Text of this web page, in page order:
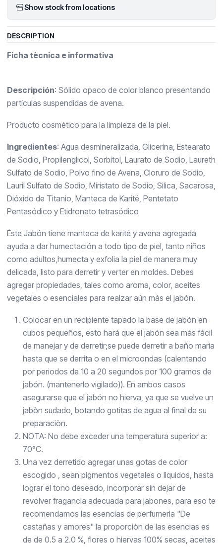
Show stock from locations
DESCRIPTION
Ficha tècnica e informativa
Descripción: Sólido opaco de color blanco presentando
partículas suspendidas de avena.
Producto cosmético para la limpieza de la piel.
Ingredientes: Agua desmineralizada, Glicerina, Estearato
de Sodio, Propilenglicol, Sorbitol, Laurato de Sodio, Laureth
Sulfato de Sodio, Polvo fino de Avena, Cloruro de Sodio,
Lauril Sulfato de Sodio, Miristato de Sodio, Silica, Sacarosa,
Dióxido de Titanio, Manteca de Karité, Pentetato
Pentasódico y Etidronato tetrasódico
Éste Jabón tiene manteca de karité y avena agregada
ayuda a dar humectación a todo tipo de piel, tanto niños
como adultos,humecta y exfolia la piel de manera muy
delicada, listo para derretir y verter en moldes. Debes
agregar propiedades, tales como aroma, color, aceites
vegetales o esenciales para realzar aún más el jabón.
Colocar en un recipiente tapado la base de jabón en
cubos pequeños, esto hará que el jabón sea más fácil
de manejar y de derretir;se puede derretir a baño marìa
hasta que se derrita o en el microondas (calentando
por periodos de 10 a 20 segundos por 100 gramos de
jabón. (mantenerlo vigilado)). En ambos casos
asegurarse que el jabón no hierva, ya que se vuelve un
jabòn sudado, botando gotitas de agua al final de su
preparaciòn.
NOTA: No debe exceder una temperatura superior a:
70°C.
Una vez derretido agregar unas gotas de color
escogido , sean pigmentos vegetales o lìquidos, hasta
lograr el tono deseado, incorporar sin dejar de
revolver fragancia adecuada para jabones, para eso te
recomendamos las esencias de perfumerìa "De
castañas y amores" la proporciòn de las esencias es
de de 0.5 a 2.0 %, flores o hiervas 100% secas, aceites